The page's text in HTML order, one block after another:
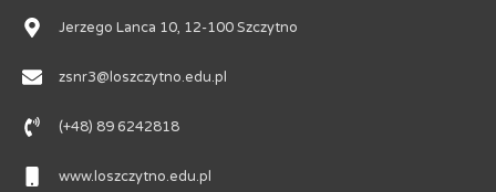
Jerzego Lanca 10, 12-100 Szczytno
zsnr3@loszczytno.edu.pl
(+48) 89 6242818
www.loszczytno.edu.pl